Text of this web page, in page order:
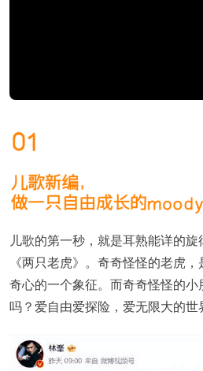
儿歌的第一秒，就是耳熟能详的
《两只老虎》。奇奇怪怪的老虎
奇心的一个象征。而奇奇怪怪的
吗？爱自由爱探险，爱无限大的世